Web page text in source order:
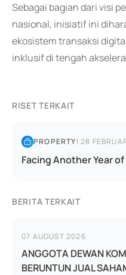
Sebagai bagian dari visi
nasional, inisiatif ini
ekosistem transaksi
inklusif di tengah
RISET TERKAIT
PROPERTY|28
Facing Another Year
BERITA TERKAIT
07 AUGUST 2026
ANGGOTA DEWAN
BERUNTUN JUAL